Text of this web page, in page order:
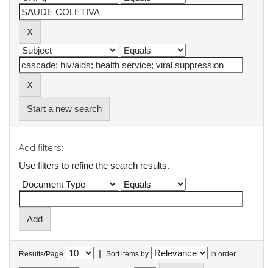
Start a new search
Add filters:
Use filters to refine the search results.
Results/Page | Sort items by In order